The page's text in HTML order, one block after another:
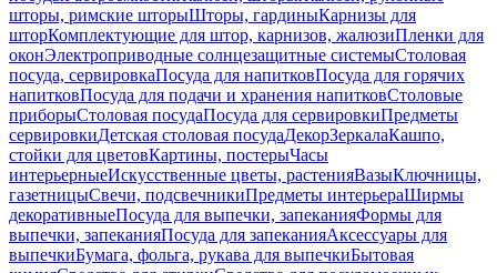
шторы, римские шторыШторы, гардиныКарнизы для
шторКомплектующие для штор, карнизов, жалюзиПленки для
оконЭлектроприводные солнцезащитные системыСтоловая
посуда, сервировкаПосуда для напитковПосуда для горячих
напитковПосуда для подачи и хранения напитковСтоловые
приборыСтоловая посудаПосуда для сервировкиПредметы
сервировкиДетская столовая посудаДекорЗеркалаКашпо,
стойки для цветовКартины, постерыЧасы
интерьерныеИскусственные цветы, растенияВазыКлючницы,
газетницыСвечи, подсвечникиПредметы интерьераШирмы
декоративныеПосуда для выпечки, запеканияФормы для
выпечки, запеканияПосуда для запеканияАксессуары для
выпечкиБумага, фольга, рукава для выпечкиБытовая